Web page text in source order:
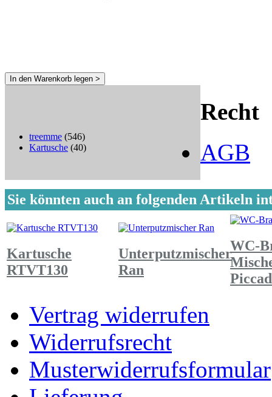
In den Warenkorb legen >
treemme (546)
Kartusche (40)
Sie könnten auch an folgenden Artikeln
Kartusche
RTVT130
Unterputzmischer
Ran
WC-
Recht
AGB
Vertrag widerrufen
Widerrufsrecht
Musterwiderrufsformular